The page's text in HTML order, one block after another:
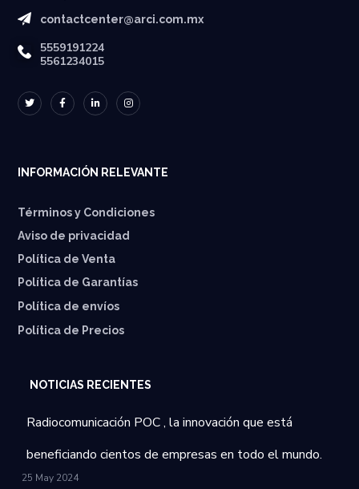
contactcenter@arci.com.mx
5559191224
5561234015
INFORMACIÓN RELEVANTE
Términos y Condiciones
Aviso de privacidad
Política de Venta
Política de Garantías
⁠Política de envíos
Política de Precios
NOTICIAS RECIENTES
Radiocomunicación POC , la innovación que está
beneficiando cientos de empresas en todo el mundo.
25 May 2024